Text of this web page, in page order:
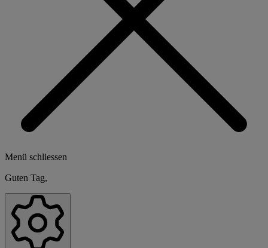
Menü schliessen
Guten Tag,